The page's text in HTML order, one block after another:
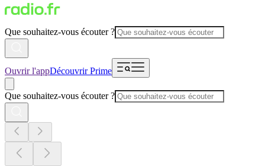
Que souhaitez-vous écouter ?
Ouvrir l'appDécouvrir Prime
Que souhaitez-vous écouter ?